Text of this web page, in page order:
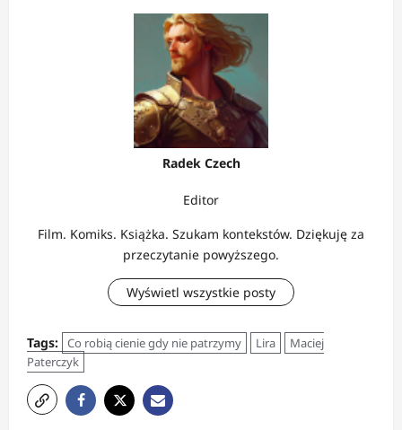
Radek Czech
Editor
Film. Komiks. Książka. Szukam kontekstów. Dziękuję za
przeczytanie powyższego.
Wyświetl wszystkie posty
Tags: Co robią cienie gdy nie patrzymy Lira
Maciej
Paterczyk